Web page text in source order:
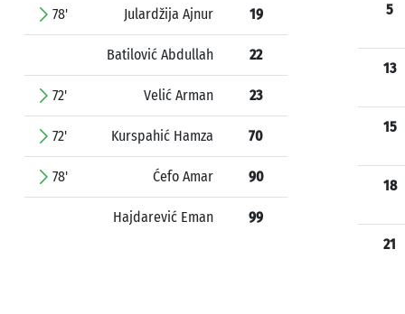
78' Julardžija Ajnur 19
Batilović Abdullah 22
72' Velić Arman 23
72' Kurspahić Hamza 70
78' Ćefo Amar 90
Hajdarević Eman 99
5
13
15
18
21